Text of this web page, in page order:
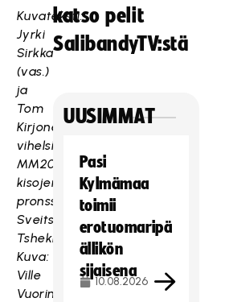
Kuvateksti:
Jyrki
Sirkka
(vas.)
ja
Tom
Kirjonen
vihelsivät
MM2015-
kisojen
pronssiottelussa
Sveitsi-
Tshekki.
Kuva:
Ville
Vuorinen
katso pelit
SalibandyTV:stä
UUSIMMAT
Pasi
Kylmämaa
toimii
erotuomaripä
ällikön
sijaisena
10.08.2026